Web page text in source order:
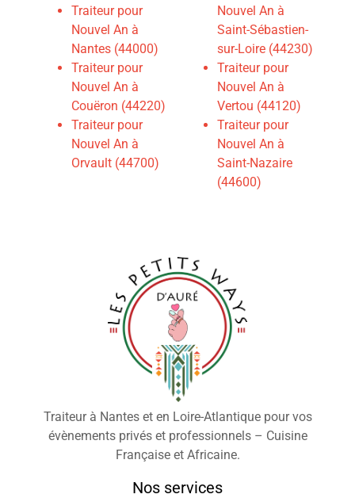
Traiteur pour
Nouvel An à
Nantes (44000)
Traiteur pour
Nouvel An à
Couëron (44220)
Traiteur pour
Nouvel An à
Orvault (44700)
Nouvel An à
Saint-Sébastien-
sur-Loire (44230)
Traiteur pour
Nouvel An à
Vertou (44120)
Traiteur pour
Nouvel An à
Saint-Nazaire
(44600)
Traiteur à Nantes et en Loire-Atlantique pour vos
évènements privés et professionnels – Cuisine
Française et Africaine.
Nos services